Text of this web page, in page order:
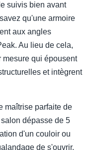
suivis bien avant
qu'une armoire
aux angles
Au lieu de cela,
qui épousent
et intègrent
maîtrise parfaite de
dépasse de 5
d'un couloir ou
de s'ouvrir.